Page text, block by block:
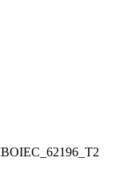
IEC_62196_T2